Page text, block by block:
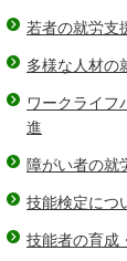
若者の就労支
多様な人材の
ワークライフ
進
障がい者の就
技能検定につ
技能者の育成